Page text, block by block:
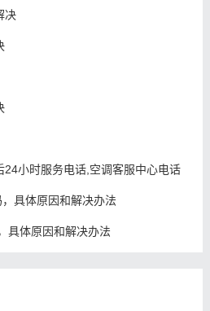
决
24小时服务电话,空调客服中心电话
具体原因和解决办法
具体原因和解决办法